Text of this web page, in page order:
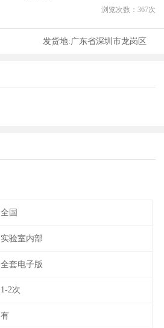
浏览次数： 367次
发货地:广东省深圳市龙岗区
全国
实验室内部
全套电子版
1-2次
有